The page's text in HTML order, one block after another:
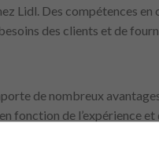
Lidl. Des compétences
des clients et de
de nombreux
fonction de l’expérience